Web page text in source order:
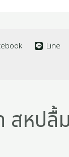
Line
สหปลื้